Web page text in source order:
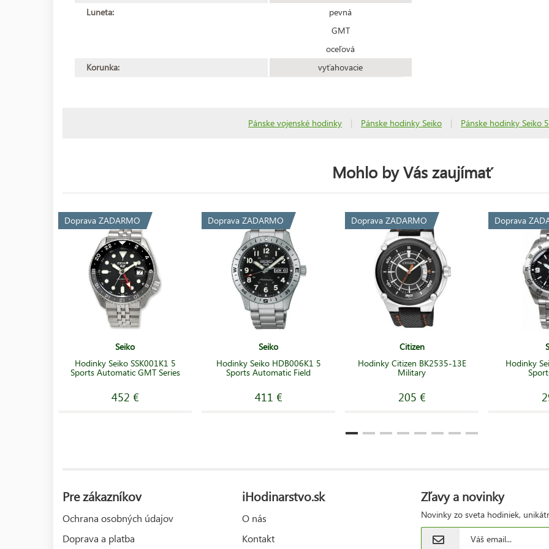
Luneta:
pevná
GMT
oceľová
Korunka:
vyťahovacie
Pánske vojenské hodinky | Pánske hodinky Seiko | Pánske hodinky Seiko
Mohlo by Vás zaujímať
Doprava ZADARMO
Seiko
Hodinky Seiko SSK001K1 5
Sports Automatic GMT Series
452 €
Doprava ZADARMO
Seiko
Hodinky Seiko HDB006K1 5
Sports Automatic Field
411 €
Doprava ZADARMO
Citizen
Hodinky Citizen BK2535-13E
Military
205 €
Doprava
Hodinky
Pre zákazníkov
Ochrana osobných údajov
Doprava a platba
iHodinarstvo.sk
O nás
Kontakt
Zľavy a novinky
Novinky zo sveta hodiniek,